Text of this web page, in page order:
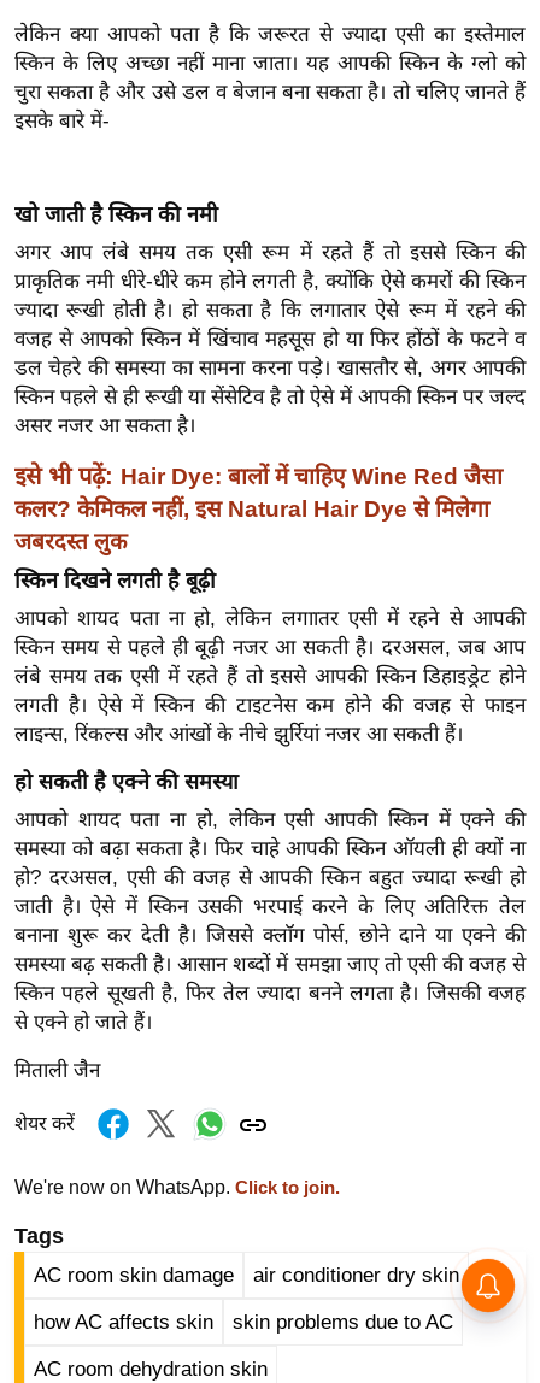
मि
सा
ल
सा
ल
श
ख्सि
य
त
यं
इं
डि
या
सा
हि
त्य
ज
ग
त
ऑ
व
र्ल्ड
न्यू
ज
ब्री
फ
म
नो
ज
ज
त
बॉ
ली
लेकिन क्या आपको पता है कि जरूरत से ज्यादा एसी का इस्तेमाल
स्किन के लिए अच्छा नहीं माना जाता। यह आपकी स्किन के ग्लो को
चुरा सकता है और उसे डल व बेजान बना सकता है। तो चलिए जानते हैं
इसके बारे में-
खो जाती है स्किन की नमी
अगर आप लंबे समय तक एसी रूम में रहते हैं तो इससे स्किन की
प्राकृतिक नमी धीरे-धीरे कम होने लगती है, क्योंकि ऐसे कमरों की स्किन
ज्यादा रूखी होती है। हो सकता है कि लगातार ऐसे रूम में रहने की
वजह से आपको स्किन में खिंचाव महसूस हो या फिर होंठों के फटने व
डल चेहरे की समस्या का सामना करना पड़े। खासतौर से, अगर आपकी
स्किन पहले से ही रूखी या सेंसेटिव है तो ऐसे में आपकी स्किन पर जल्द
असर नजर आ सकता है।
इसे भी पढ़ें: Hair Dye: बालों में चाहिए Wine Red जैसा
कलर? केमिकल नहीं, इस Natural Hair Dye से मिलेगा
जबरदस्त लुक
स्किन दिखने लगती है बूढ़ी
आपको शायद पता ना हो, लेकिन लगाातर एसी में रहने से आपकी
स्किन समय से पहले ही बूढ़ी नजर आ सकती है। दरअसल, जब आप
लंबे समय तक एसी में रहते हैं तो इससे आपकी स्किन डिहाइड्रेट होने
लगती है। ऐसे में स्किन की टाइटनेस कम होने की वजह से फाइन
लाइन्स, रिंकल्स और आंखों के नीचे झुर्रियां नजर आ सकती हैं।
हो सकती है एक्ने की समस्या
आपको शायद पता ना हो, लेकिन एसी आपकी स्किन में एक्ने की
समस्या को बढ़ा सकता है। फिर चाहे आपकी स्किन ऑयली ही क्यों ना
हो? दरअसल, एसी की वजह से आपकी स्किन बहुत ज्यादा रूखी हो
जाती है। ऐसे में स्किन उसकी भरपाई करने के लिए अतिरिक्त तेल
बनाना शुरू कर देती है। जिससे क्लॉग पोर्स, छोने दाने या एक्ने की
समस्या बढ़ सकती है। आसान शब्दों में समझा जाए तो एसी की वजह से
स्किन पहले सूखती है, फिर तेल ज्यादा बनने लगता है। जिसकी वजह
से एक्ने हो जाते हैं।
मिताली जैन
शेयर करें
We're now on WhatsApp. Click to join.
Tags
AC room skin damage air conditioner dry skin
how AC affects skin skin problems due to AC
AC room dehydration skin